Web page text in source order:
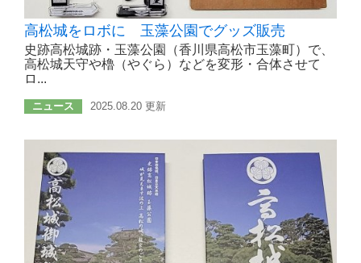
高松城をロボに 玉藻公園でグッズ販売
史跡高松城跡・玉藻公園（香川県高松市玉藻町）で、
高松城天守や櫓（やぐら）などを変形・合体させて
ロ...
ニュース 2025.08.20 更新